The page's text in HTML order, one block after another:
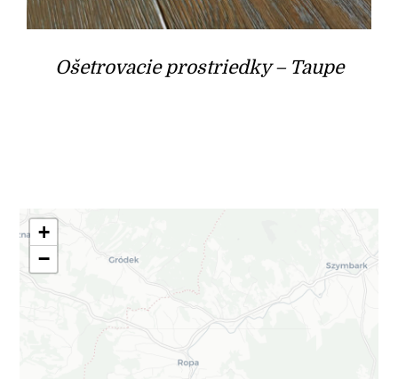
Ošetrovacie prostriedky – Taupe
+
−